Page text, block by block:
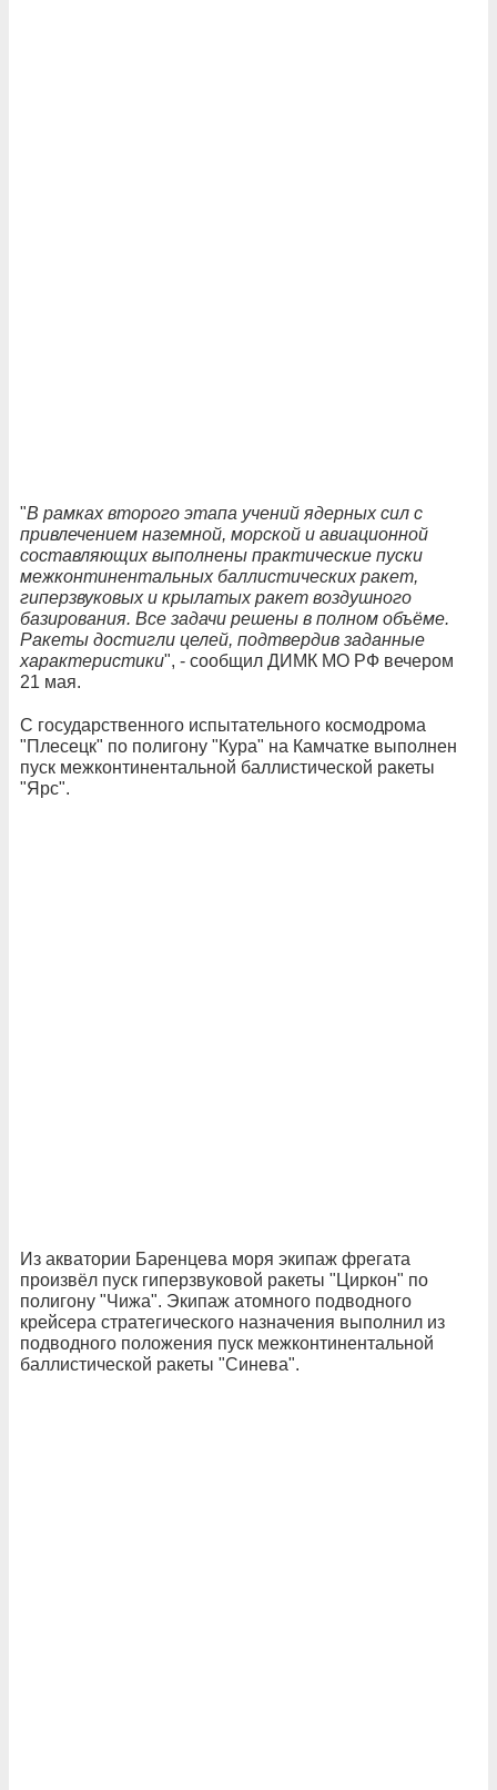
"В рамках второго этапа учений ядерных сил с
привлечением наземной, морской и авиационной
составляющих выполнены практические пуски
межконтинентальных баллистических ракет,
гиперзвуковых и крылатых ракет воздушного
базирования. Все задачи решены в полном объёме.
Ракеты достигли целей, подтвердив заданные
характеристики", - сообщил ДИМК МО РФ вечером
21 мая.
С государственного испытательного космодрома
"Плесецк" по полигону "Кура" на Камчатке выполнен
пуск межконтинентальной баллистической ракеты
"Ярс".
Из акватории Баренцева моря экипаж фрегата
произвёл пуск гиперзвуковой ракеты "Циркон" по
полигону "Чижа". Экипаж атомного подводного
крейсера стратегического назначения выполнил из
подводного положения пуск межконтинентальной
баллистической ракеты "Синева".